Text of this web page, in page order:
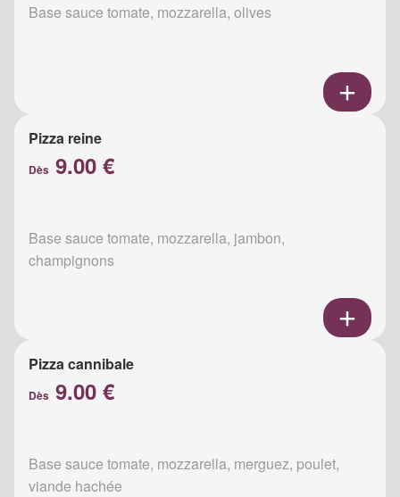
Base sauce tomate, mozzarella, olives
Pizza reine
Dès 9.00 €
Base sauce tomate, mozzarella, jambon,
champignons
Pizza cannibale
Dès 9.00 €
Base sauce tomate, mozzarella, merguez, poulet,
viande hachée